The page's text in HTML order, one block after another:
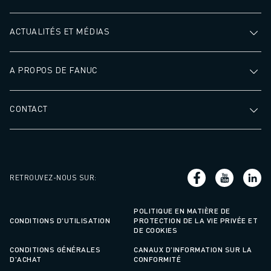
ACTUALITÉS ET MÉDIAS
A PROPOS DE FANUC
CONTACT
RETROUVEZ-NOUS SUR:
CONDITIONS D'UTILISATION
POLITIQUE EN MATIÈRE DE
PROTECTION DE LA VIE PRIVÉE ET
DE COOKIES
CONDITIONS GÉNÉRALES
D'ACHAT
CANAUX D'INFORMATION SUR LA
CONFORMITÉ